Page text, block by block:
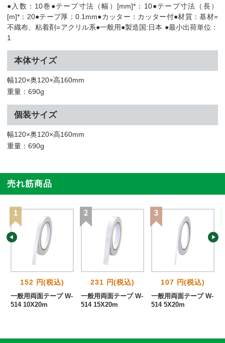
●入数：10巻●テープ寸法（幅）[mm]*：10●テープ寸法（長）
[m]*：20●テープ厚：0.1mm●カッター：カッター付●材質：基材=
不織布、粘着剤=アクリル系●一般用●製造国:日本 ●最小出荷単位：
1
本体サイズ
幅120×奥120×高160mm
重量：690g
個装サイズ
幅120×奥120×高160mm
重量：690g
売れ筋商品
152 円(税込)
一般用両面テープ W-
514 10X20m
231 円(税込)
一般用両面テープ W-
514 15X20m
107 円(税込)
一般用両面テープ W-
514 5X20m